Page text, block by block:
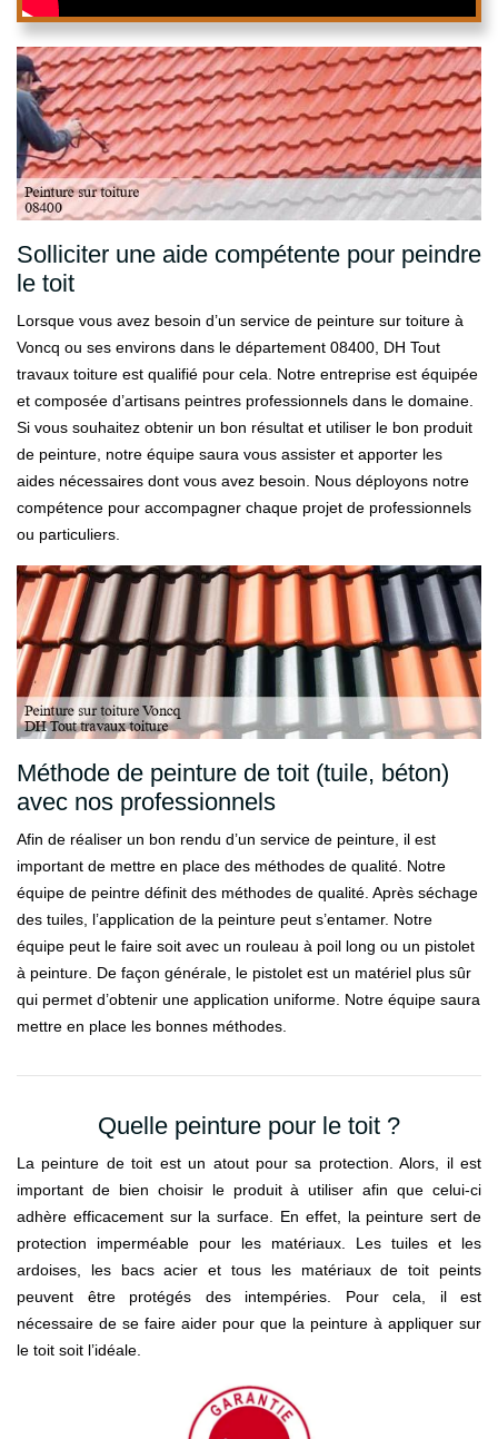
Solliciter une aide compétente pour peindre
le toit
Lorsque vous avez besoin d’un service de peinture sur toiture à
Voncq ou ses environs dans le département 08400, DH Tout
travaux toiture est qualifié pour cela. Notre entreprise est équipée
et composée d’artisans peintres professionnels dans le domaine.
Si vous souhaitez obtenir un bon résultat et utiliser le bon produit
de peinture, notre équipe saura vous assister et apporter les
aides nécessaires dont vous avez besoin. Nous déployons notre
compétence pour accompagner chaque projet de professionnels
ou particuliers.
Méthode de peinture de toit (tuile, béton)
avec nos professionnels
Afin de réaliser un bon rendu d’un service de peinture, il est
important de mettre en place des méthodes de qualité. Notre
équipe de peintre définit des méthodes de qualité. Après séchage
des tuiles, l’application de la peinture peut s’entamer. Notre
équipe peut le faire soit avec un rouleau à poil long ou un pistolet
à peinture. De façon générale, le pistolet est un matériel plus sûr
qui permet d’obtenir une application uniforme. Notre équipe saura
mettre en place les bonnes méthodes.
Quelle peinture pour le toit ?
La peinture de toit est un atout pour sa protection. Alors, il est
important de bien choisir le produit à utiliser afin que celui-ci
adhère efficacement sur la surface. En effet, la peinture sert de
protection imperméable pour les matériaux. Les tuiles et les
ardoises, les bacs acier et tous les matériaux de toit peints
peuvent être protégés des intempéries. Pour cela, il est
nécessaire de se faire aider pour que la peinture à appliquer sur
le toit soit l’idéale.